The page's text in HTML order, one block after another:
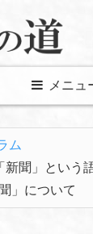
メ
ニ
ュ
表
示
メニュ
ム
新聞」という
」について